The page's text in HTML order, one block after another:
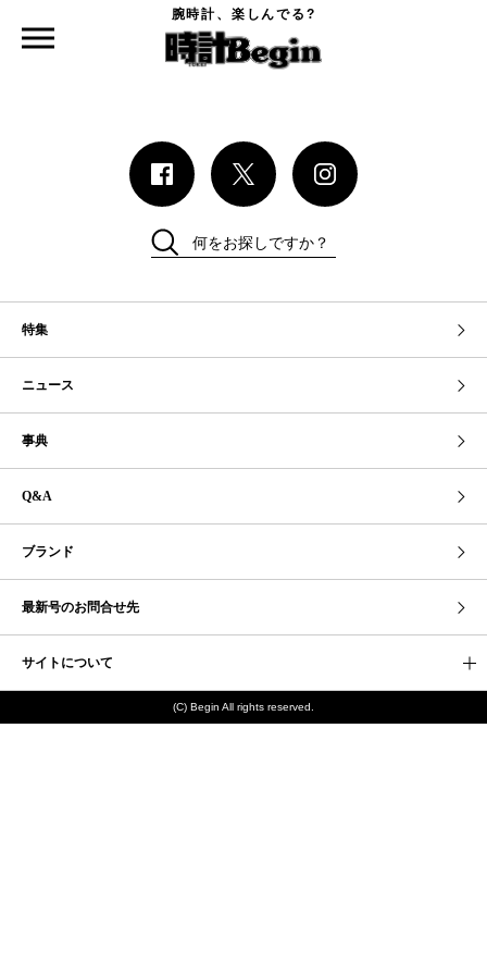
腕時計、楽しんでる?
時計Begin本誌 2022 新作時計完全ガイド
特集
ニュース
事典
Q&A
ブランド
最新号のお問合せ先
何をお探しですか？
サイトについて
(C) Begin All rights reserved.